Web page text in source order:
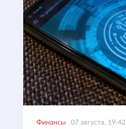
Финансы 07 августа, 19:42